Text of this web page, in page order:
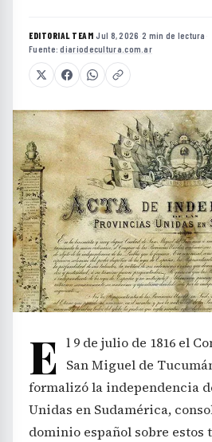
EDITORIAL TEAM·Jul 8, 2026 ·2 min de lectura ·
Fuente:diariodecultura.com.ar
E l 9 de julio de 1816 el
San Miguel de
formalizó la independencia
Unidas en Sudamérica,
dominio español sobre estos